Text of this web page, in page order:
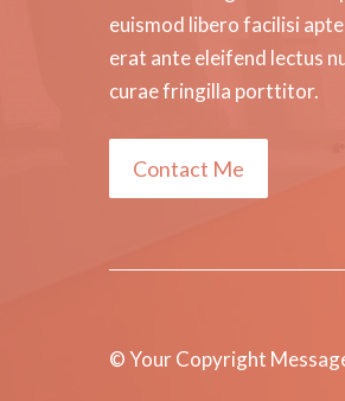
euismod libero facilisi
erat ante eleifend lectus
curae fringilla porttitor.
Contact Me
© Your Copyright